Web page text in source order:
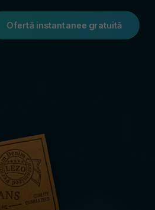
Ofertă instantanee gratuită